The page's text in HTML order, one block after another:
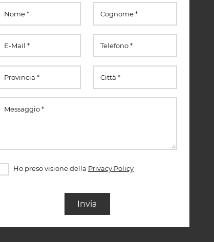
Ho preso visione della Privacy Policy
Invia